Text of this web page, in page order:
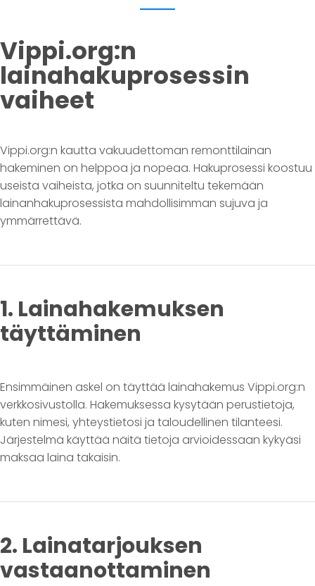
Vippi.org:n
lainahakuprosessin
vaiheet
Vippi.org:n kautta vakuudettoman remonttilainan
hakeminen on helppoa ja nopeaa. Hakuprosessi koostuu
useista vaiheista, jotka on suunniteltu tekemään
lainanhakuprosessista mahdollisimman sujuva ja
ymmärrettävä.
1. Lainahakemuksen
täyttäminen
Ensimmäinen askel on täyttää lainahakemus Vippi.org:n
verkkosivustolla. Hakemuksessa kysytään perustietoja,
kuten nimesi, yhteystietosi ja taloudellinen tilanteesi.
Järjestelmä käyttää näitä tietoja arvioidessaan kykyäsi
maksaa laina takaisin.
2. Lainatarjouksen
vastaanottaminen